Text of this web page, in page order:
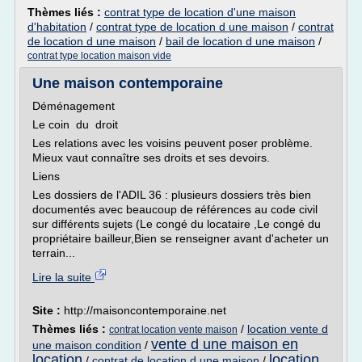
Thèmes liés : contrat type de location d'une maison
d'habitation / contrat type de location d une maison / contrat
de location d une maison / bail de location d une maison /
contrat type location maison vide
Une maison contemporaine
Déménagement
Le coin du droit
Les relations avec les voisins peuvent poser problème.
Mieux vaut connaître ses droits et ses devoirs.
Liens
Les dossiers de l'ADIL 36 : plusieurs dossiers très bien
documentés avec beaucoup de références au code civil
sur différents sujets (Le congé du locataire ,Le congé du
propriétaire bailleur,Bien se renseigner avant d'acheter un
terrain...
Lire la suite
Site : http://maisoncontemporaine.net
Thèmes liés : contrat location vente maison / location vente d
une maison condition / vente d une maison en